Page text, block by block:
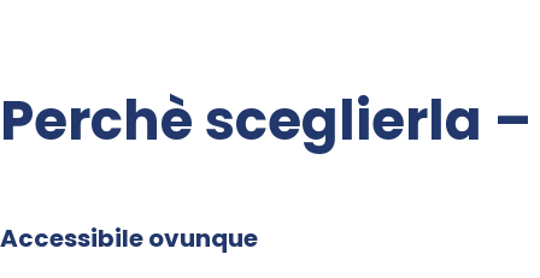
Perchè sceglierla
Accessibile ovunque